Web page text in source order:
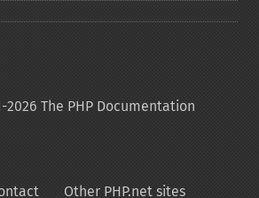
The PHP Documentation
Other PHP.net sites